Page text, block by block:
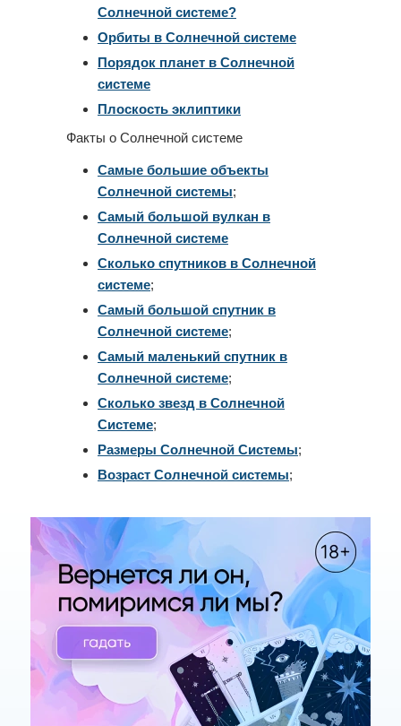
Солнечной системе?
Орбиты в Солнечной системе
Порядок планет в Солнечной
системе
Плоскость эклиптики
Факты о Солнечной системе
Самые большие объекты
Солнечной системы;
Самый большой вулкан в
Солнечной системе
Сколько спутников в Солнечной
системе;
Самый большой спутник в
Солнечной системе;
Самый маленький спутник в
Солнечной системе;
Сколько звезд в Солнечной
Системе;
Размеры Солнечной Системы;
Возраст Солнечной системы;